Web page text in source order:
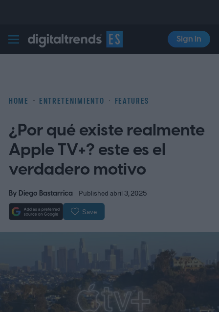
Digital Trends Español
Sign In
HOME ENTRETENIMIENTO FEATURES
¿Por qué existe realmente
Apple TV+? este es el
verdadero motivo
By Diego Bastarrica Published abril 3, 2025
Save